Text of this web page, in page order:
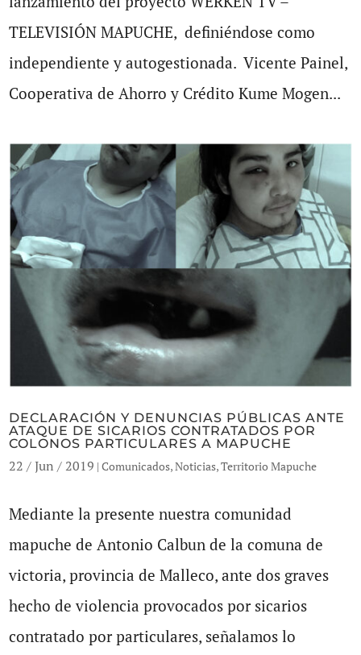
TELEVISIÓN MAPUCHE, definiéndose como
independiente y autogestionada. Vicente Painel,
Cooperativa de Ahorro y Crédito Kume Mogen...
DECLARACIÓN Y DENUNCIAS PÚBLICAS ANTE
ATAQUE DE SICARIOS CONTRATADOS POR
COLONOS PARTICULARES A MAPUCHE
22 / Jun / 2019 |Comunicados,Noticias,Territorio Mapuche
Mediante la presente nuestra comunidad
mapuche de Antonio Calbun de la comuna de
victoria, provincia de Malleco, ante dos graves
hecho de violencia provocados por sicarios
contratado por particulares, señalamos lo